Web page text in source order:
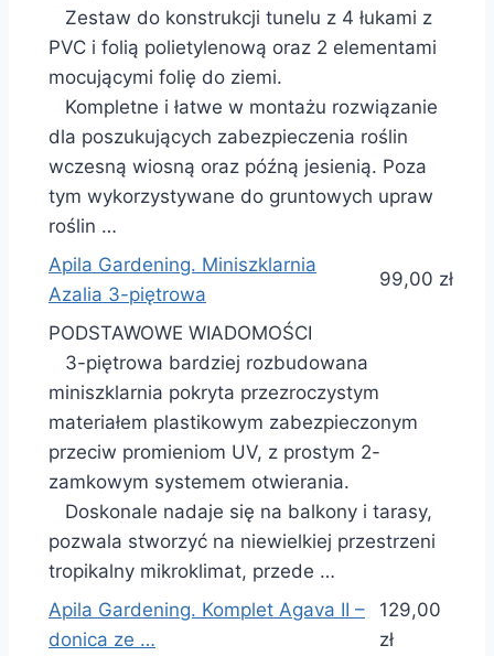
Zestaw do konstrukcji tunelu z 4 łukami z
PVC i folią polietylenową oraz 2 elementami
mocującymi folię do ziemi.
Kompletne i łatwe w montażu rozwiązanie
dla poszukujących zabezpieczenia roślin
wczesną wiosną oraz późną jesienią. Poza
tym wykorzystywane do gruntowych upraw
roślin …
Apila Gardening. Miniszklarnia
Azalia 3-piętrowa
99,00 zł
PODSTAWOWE WIADOMOŚCI
3-piętrowa bardziej rozbudowana
miniszklarnia pokryta przezroczystym
materiałem plastikowym zabezpieczonym
przeciw promieniom UV, z prostym 2-
zamkowym systemem otwierania.
Doskonale nadaje się na balkony i tarasy,
pozwala stworzyć na niewielkiej przestrzeni
tropikalny mikroklimat, przede …
Apila Gardening. Komplet Agava II –
donica ze …
129,00
zł